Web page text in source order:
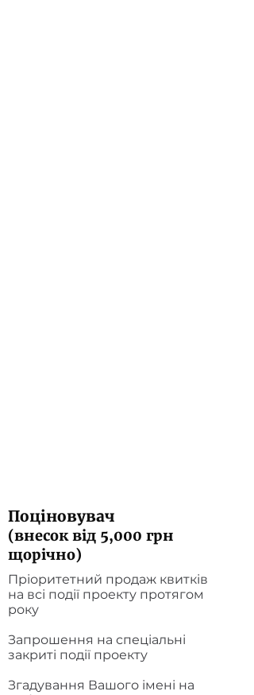
Поціновувач
(внесок від 5,000 грн
щорічно)
Пріоритетний продаж квитків
на всі події проекту протягом
року
Запрошення на спеціальні
закриті події проекту
Згадування Вашого імені на